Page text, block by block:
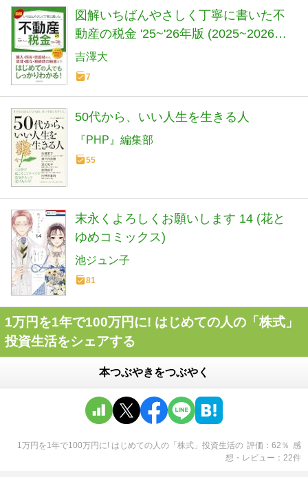
図解いちばんやさしく丁寧に書いた不
動産の税金 '25~'26年版 (2025~2026年
版)
吉澤大
7
50代から、いい人生を生きる人
『PHP』編集部
55
末永くよろしくお願いします 14 (花と
ゆめコミックス)
池ジュン子
81
1万円を1年で100万円に! はじめての人の「株式」
投資生活をシェアする
本つぶやきをつぶやく
1万円を1年で100万円に! はじめての人の「株式」投資生活の 評価 62 ％ 感
想・レビュー
22件